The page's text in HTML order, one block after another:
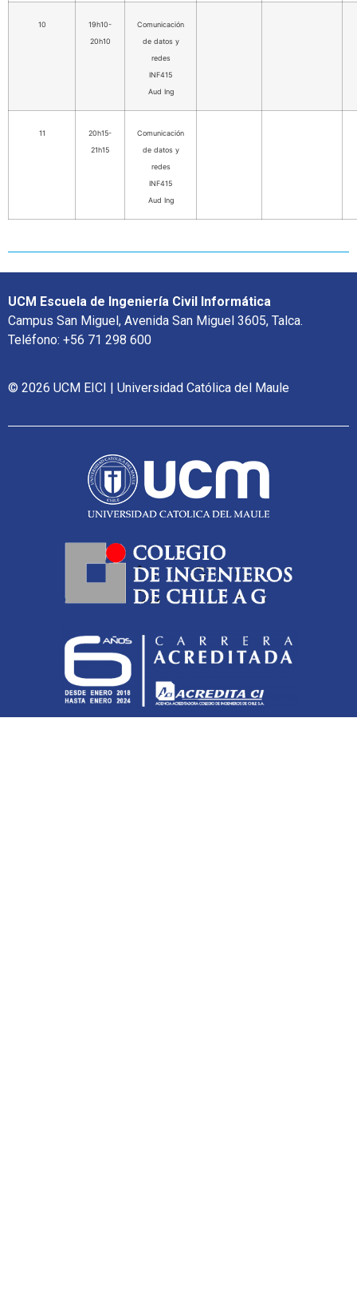
10
19h10-
20h10
Comunicación
de datos y
redes
INF415
Aud Ing
11
20h15-
21h15
Comunicación
de datos y
redes
INF415
Aud Ing
UCM Escuela de Ingeniería Civil Informática
Campus San Miguel, Avenida San Miguel 3605, Talca.
Teléfono: +56 71 298 600
© 2026 UCM EICI | Universidad Católica del Maule